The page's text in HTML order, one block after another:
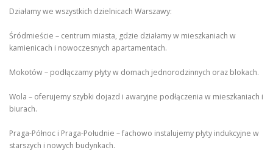
Działamy we wszystkich dzielnicach Warszawy:
Śródmieście – centrum miasta, gdzie działamy w mieszkaniach w
kamienicach i nowoczesnych apartamentach.
Mokotów – podłączamy płyty w domach jednorodzinnych oraz blokach.
Wola – oferujemy szybki dojazd i awaryjne podłączenia w mieszkaniach i
biurach.
Praga-Północ i Praga-Południe – fachowo instalujemy płyty indukcyjne w
starszych i nowych budynkach.